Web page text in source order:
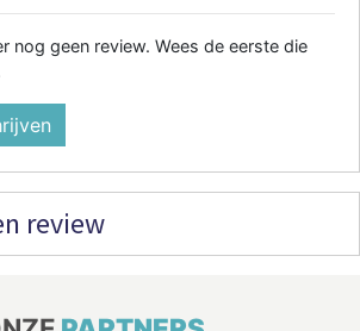
nog geen review. Wees de eerste die
review